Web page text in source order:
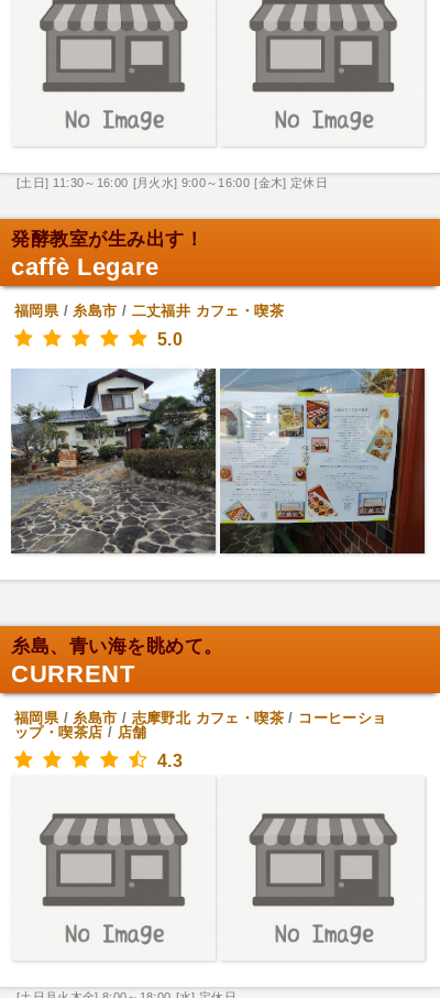
[土日] 11:30～16:00 [月火水] 9:00～16:00 [金木] 定休日
発酵教室が生み出す！
caffè Legare
福岡県/糸島市 / 二丈福井 カフェ・喫茶
5.0
糸島、青い海を眺めて。
CURRENT
福岡県/糸島市 / 志摩野北 カフェ・喫茶/ コーヒーショ
ップ・喫茶店 / 店舗
4.3